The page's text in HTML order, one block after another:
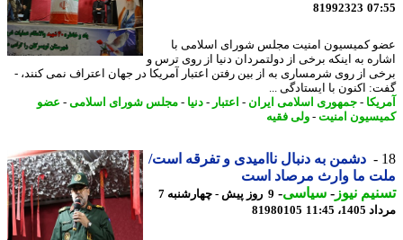
81992323
کمیسیون امنیت مجلس شورای اسلامی با
به اینکه برخی از دولتمردان دنیا از روی ترس و
از روی شرمساری به از بین رفتن اعتبار آمریکا در جهان اعتراف نمی کنند، -
اکنون با ایستادگی ...
- جمهوری اسلامی ایران - اعتبار-دنیا-مجلس شورای اسلامی-عضو
امنیت-ولی فقیه
دشمن به دنبال ناامیدی و تفرقه است/
ما وارث مرصاد است
نیوز-سیاسی-
9 روز پیش - چهارشنبه 7
11:45
81980105